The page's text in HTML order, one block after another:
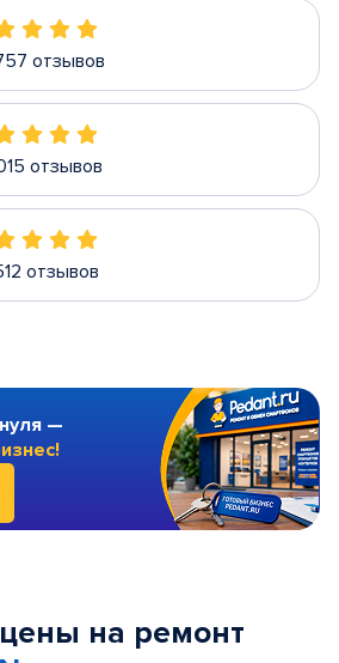
отзывов
отзывов
отзывов
—
на ремонт